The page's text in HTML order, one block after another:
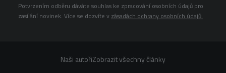
Potvrzením odběru dáváte souhlas ke zpracování osobních údajů pro
zasílání novinek. Více se dozvíte v zásadách ochrany osobních údajů.
Naši autořiZobrazit všechny články